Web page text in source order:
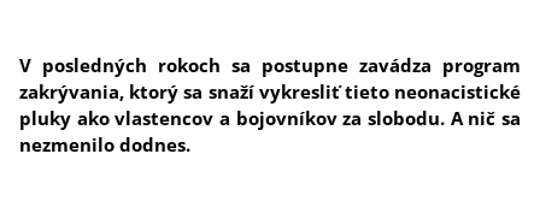
V posledných rokoch sa postupne zavádza program
zakrývania, ktorý sa snaží vykresliť tieto neonacistické
pluky ako vlastencov a bojovníkov za slobodu. A nič sa
nezmenilo dodnes.